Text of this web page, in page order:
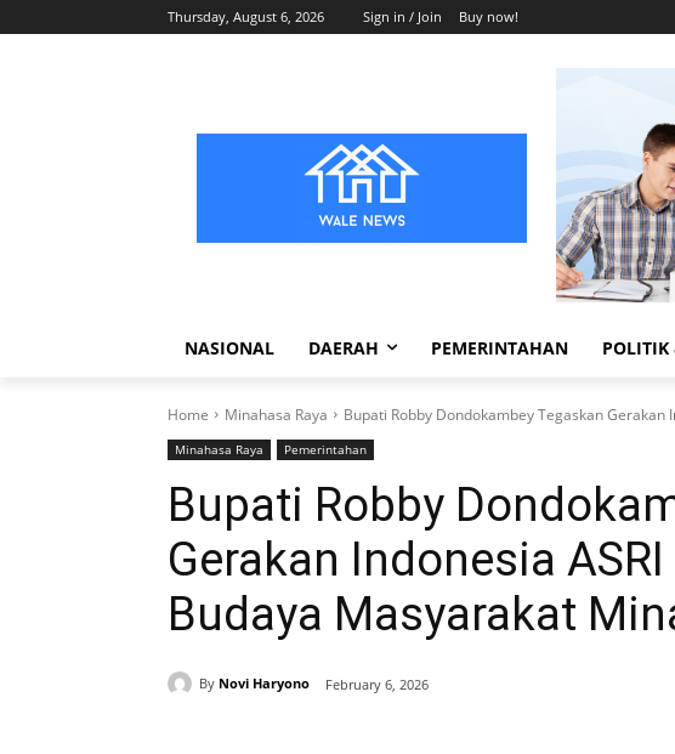
Thursday, August 6, 2026 Sign in / Join Buy now!
NASIONAL DAERAH PEMERINTAHAN POLITIK
Home Minahasa Raya Bupati Robby Dondokambey Tegaskan Gerakan
Minahasa Raya Pemerintahan
Bupati Robby
Gerakan Indonesia
Budaya Masyarakat
By Novi Haryono February 6, 2026